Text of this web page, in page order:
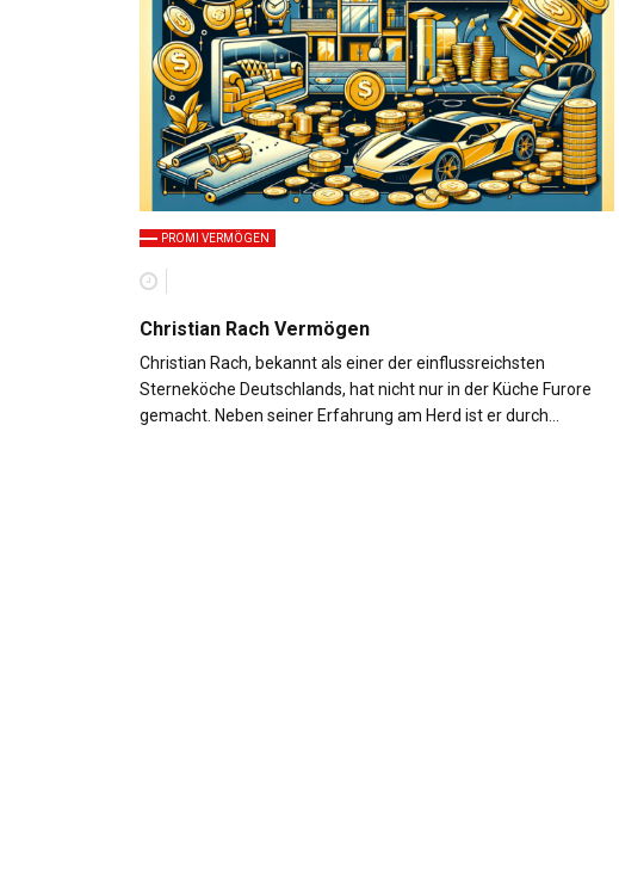
PROMI VERMÖGEN
Christian Rach Vermögen
Christian Rach, bekannt als einer der einflussreichsten
Sterneköche Deutschlands, hat nicht nur in der Küche Furore
gemacht. Neben seiner Erfahrung am Herd ist er durch…